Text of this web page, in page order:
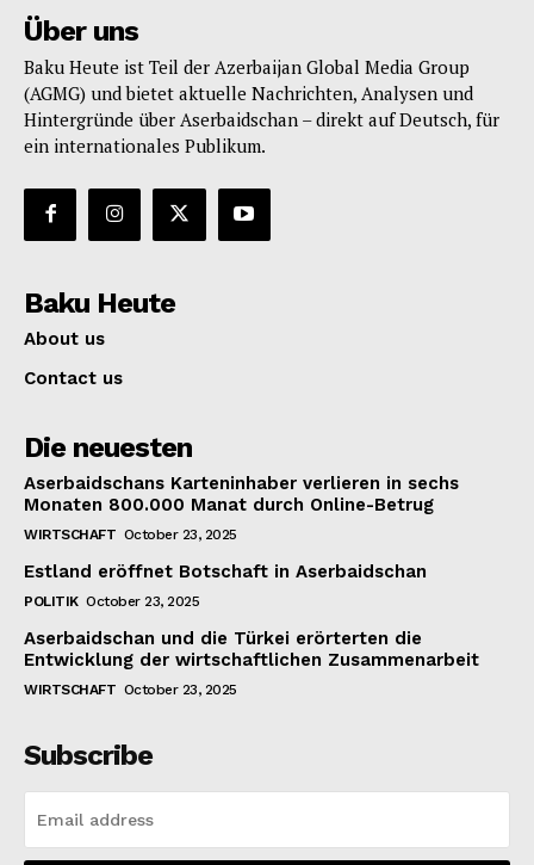
Über uns
Baku Heute ist Teil der Azerbaijan Global Media Group
(AGMG) und bietet aktuelle Nachrichten, Analysen und
Hintergründe über Aserbaidschan – direkt auf Deutsch, für
ein internationales Publikum.
Baku Heute
About us
Contact us
Die neuesten
Aserbaidschans Karteninhaber verlieren in sechs
Monaten 800.000 Manat durch Online-Betrug
WIRTSCHAFT October 23, 2025
Estland eröffnet Botschaft in Aserbaidschan
POLITIK October 23, 2025
Aserbaidschan und die Türkei erörterten die
Entwicklung der wirtschaftlichen Zusammenarbeit
WIRTSCHAFT October 23, 2025
Subscribe